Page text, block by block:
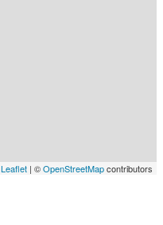
Leaflet | ©OpenStreetMapcontributors